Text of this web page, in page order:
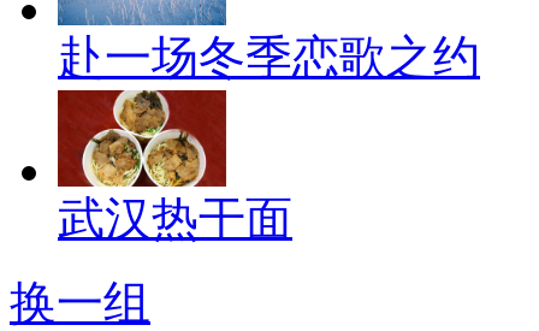
赴一场冬季恋歌之约
武汉热干面
换一组